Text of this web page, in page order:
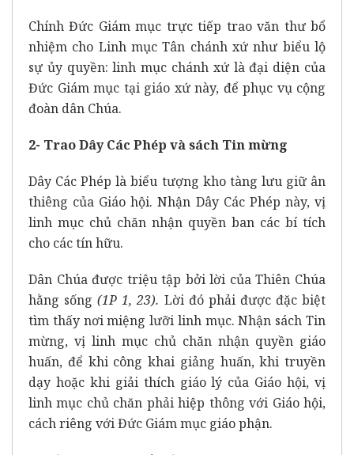
Chính Đức Giám mục trực tiếp trao văn thư bổ
nhiệm cho Linh mục Tân chánh xứ như biểu lộ
sự ủy quyền: linh mục chánh xứ là đại diện của
Đức Giám mục tại giáo xứ này, để phục vụ cộng
đoàn dân Chúa.
2- Trao Dây Các Phép và sách Tin mừng
Dây Các Phép là biểu tượng kho tàng lưu giữ ân
thiêng của Giáo hội. Nhận Dây Các Phép này, vị
linh mục chủ chăn nhận quyền ban các bí tích
cho các tín hữu.
Dân Chúa được triệu tập bởi lời của Thiên Chúa
hằng sống(1P 1, 23). Lời đó phải được đặc biệt
tìm thấy nơi miệng lưỡi linh mục. Nhận sách Tin
mừng, vị linh mục chủ chăn nhận quyền giáo
huấn, để khi công khai giảng huấn, khi truyền
dạy hoặc khi giải thích giáo lý của Giáo hội, vị
linh mục chủ chăn phải hiệp thông với Giáo hội,
cách riêng với Đức Giám mục giáo phận.